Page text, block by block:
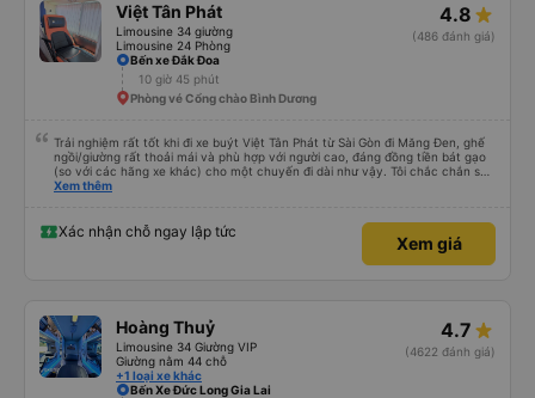
Việt Tân Phát
Limousine 34 giường
Limousine 24 Phòng
4.8
(486 đánh giá)
Bến xe Đắk Đoa
10 giờ 45 phút
Phòng vé Cổng chào Bình Dương
Trải nghiệm rất tốt khi đi xe buýt Việt Tân Phát từ Sài Gòn đi Măng Đen, ghế
ngồi/giường rất thoải mái và phù hợp với người cao, đáng đồng tiền bát gạo
(so với các hãng xe khác) cho một chuyến đi dài như vậy. Tôi chắc chắn sẽ
sử dụng lại sau.
Xem thêm
Xác nhận chỗ ngay lập tức
Xem giá
Hoàng Thuỷ
Limousine 34 Giường VIP
Giường nằm 44 chỗ
+1 loại xe khác
4.7
(4622 đánh giá)
Bến Xe Đức Long Gia Lai